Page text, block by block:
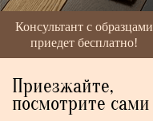
Консультант с образцами
приедет бесплатно!
Приезжайте,
посмотрите сами